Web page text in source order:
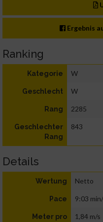
Ergebnis
Ranking
Kategorie W
Geschlecht W
Rang 2285
Geschlechter
Rang
843
Details
Wertung Netto
Pace 9:03
Meter pro
1,84 m/s